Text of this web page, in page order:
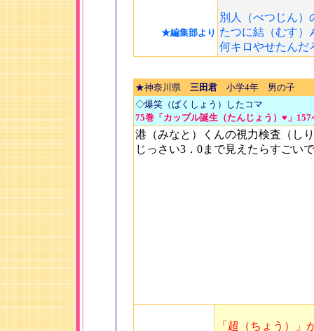
★編集部より
別人（べつじん）
たつに結（むす
何キロやせたんだ
★神奈川県 三田君 小学4年 男の子
◇爆笑（ばくしょう）したコマ
75巻「カップル誕生（たんじょう）♥」157
港（みなと）くんの視力検査（し
じっさい3．0まで見えたらすごい
「超（ちょう）